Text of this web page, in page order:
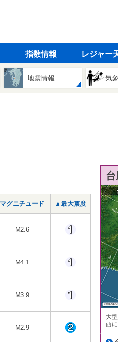
指数情報 レジャー
地震情報 気
マグニチュード ▲最大震度
M2.6
M4.1
M3.9
M2.9
大
西